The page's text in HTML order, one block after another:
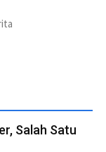
Salah Satu